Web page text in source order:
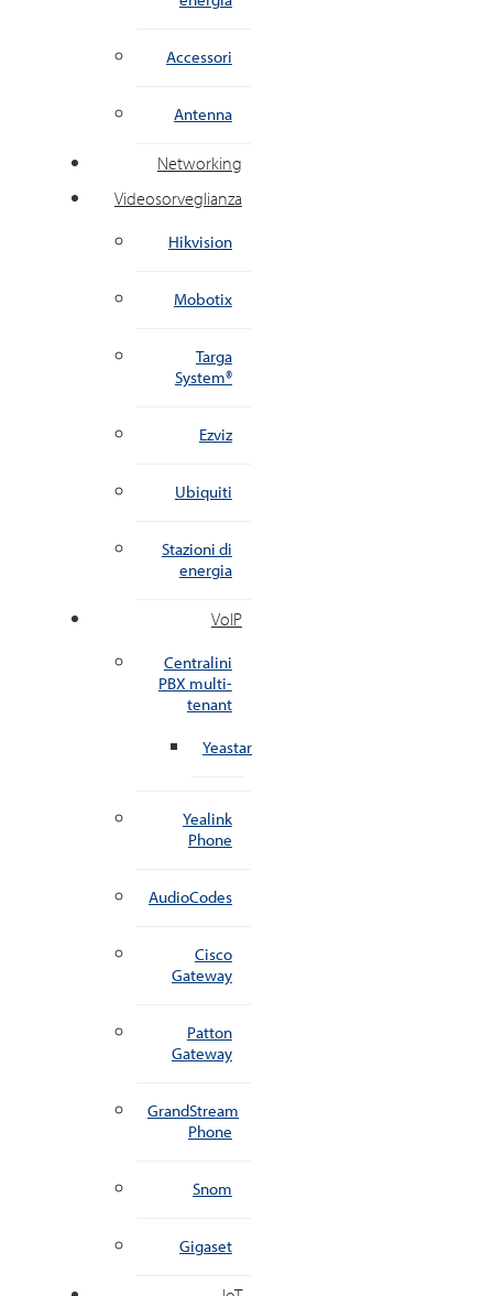
Accessori
Antenna
Networking
Videosorveglianza
Hikvision
Mobotix
Targa
System®
Ezviz
Ubiquiti
Stazioni di
energia
VoIP
Centralini
PBX multi-
tenant
Yeastar
Yealink
Phone
AudioCodes
Cisco
Gateway
Patton
Gateway
GrandStream
Phone
Snom
Gigaset